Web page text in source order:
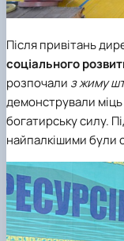
Після привітань
соціального
розпочали з жиму
демонстрували міць
богатирську силу.
найпалкішими були